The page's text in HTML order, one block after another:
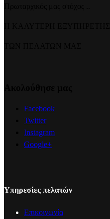
Facebook
Twitter
Instagram
Google+
Υπηρεσίες πελατών
Επικοινωνία